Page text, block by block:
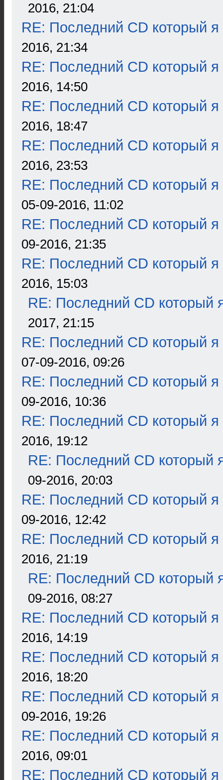
2016, 21:04
RE: Последний CD который я
2016, 21:34
RE: Последний CD который я
2016, 14:50
RE: Последний CD который я
2016, 18:47
RE: Последний CD который я
2016, 23:53
RE: Последний CD который я
05-09-2016, 11:02
RE: Последний CD который я
09-2016, 21:35
RE: Последний CD который я
2016, 15:03
RE: Последний CD который
2017, 21:15
RE: Последний CD который я
07-09-2016, 09:26
RE: Последний CD который я
09-2016, 10:36
RE: Последний CD который я
2016, 19:12
RE: Последний CD который
09-2016, 20:03
RE: Последний CD который я
09-2016, 12:42
RE: Последний CD который я
2016, 21:19
RE: Последний CD который
09-2016, 08:27
RE: Последний CD который я
2016, 14:19
RE: Последний CD который я
2016, 18:20
RE: Последний CD который я
09-2016, 19:26
RE: Последний CD который я
2016, 09:01
RE: Последний CD который я